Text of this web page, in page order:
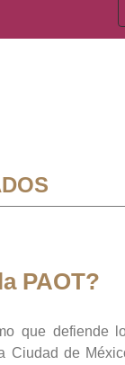
PAOT?
que defiende
Ciudad de